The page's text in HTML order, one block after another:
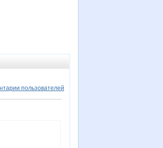
пользователей